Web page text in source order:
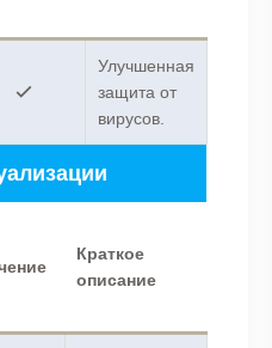
Улучшенная
защита от
вирусов.
Краткое
описание